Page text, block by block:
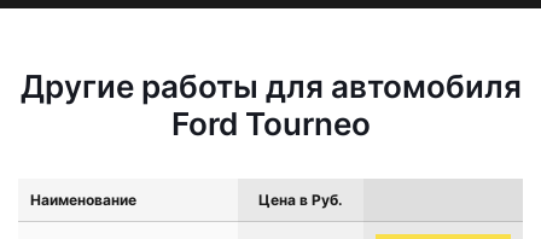
Другие работы для автомобиля
Ford Tourneo
Наименование Цена в Руб.